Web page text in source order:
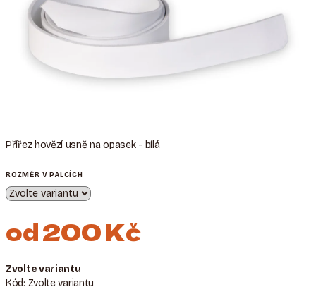
Přířez hovězí usně na opasek - bílá
ROZMĚR V PALCÍCH
od200 Kč
cena:
Zvolte variantu
Kód: Zvolte variantu